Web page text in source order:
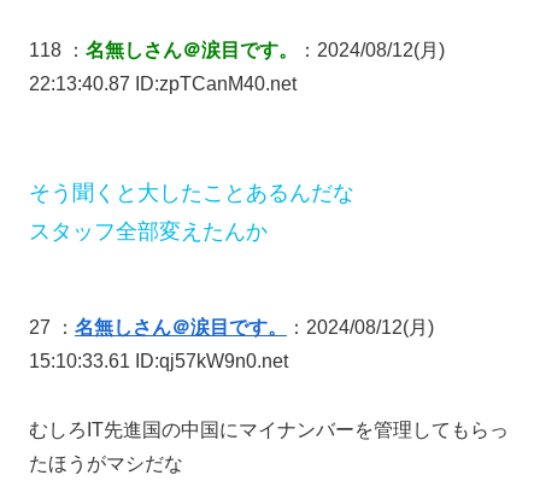
118 ： 名無しさん＠涙目です。
：2024/08/12(月)
22:13:40.87 ID:zpTCanM40.net
そう聞くと大したことあるんだな
スタッフ全部変えたんか
27 ： 名無しさん＠涙目です。
：2024/08/12(月)
15:10:33.61 ID:qj57kW9n0.net
むしろIT先進国の中国にマイナンバーを管理してもらっ
たほうがマシだな